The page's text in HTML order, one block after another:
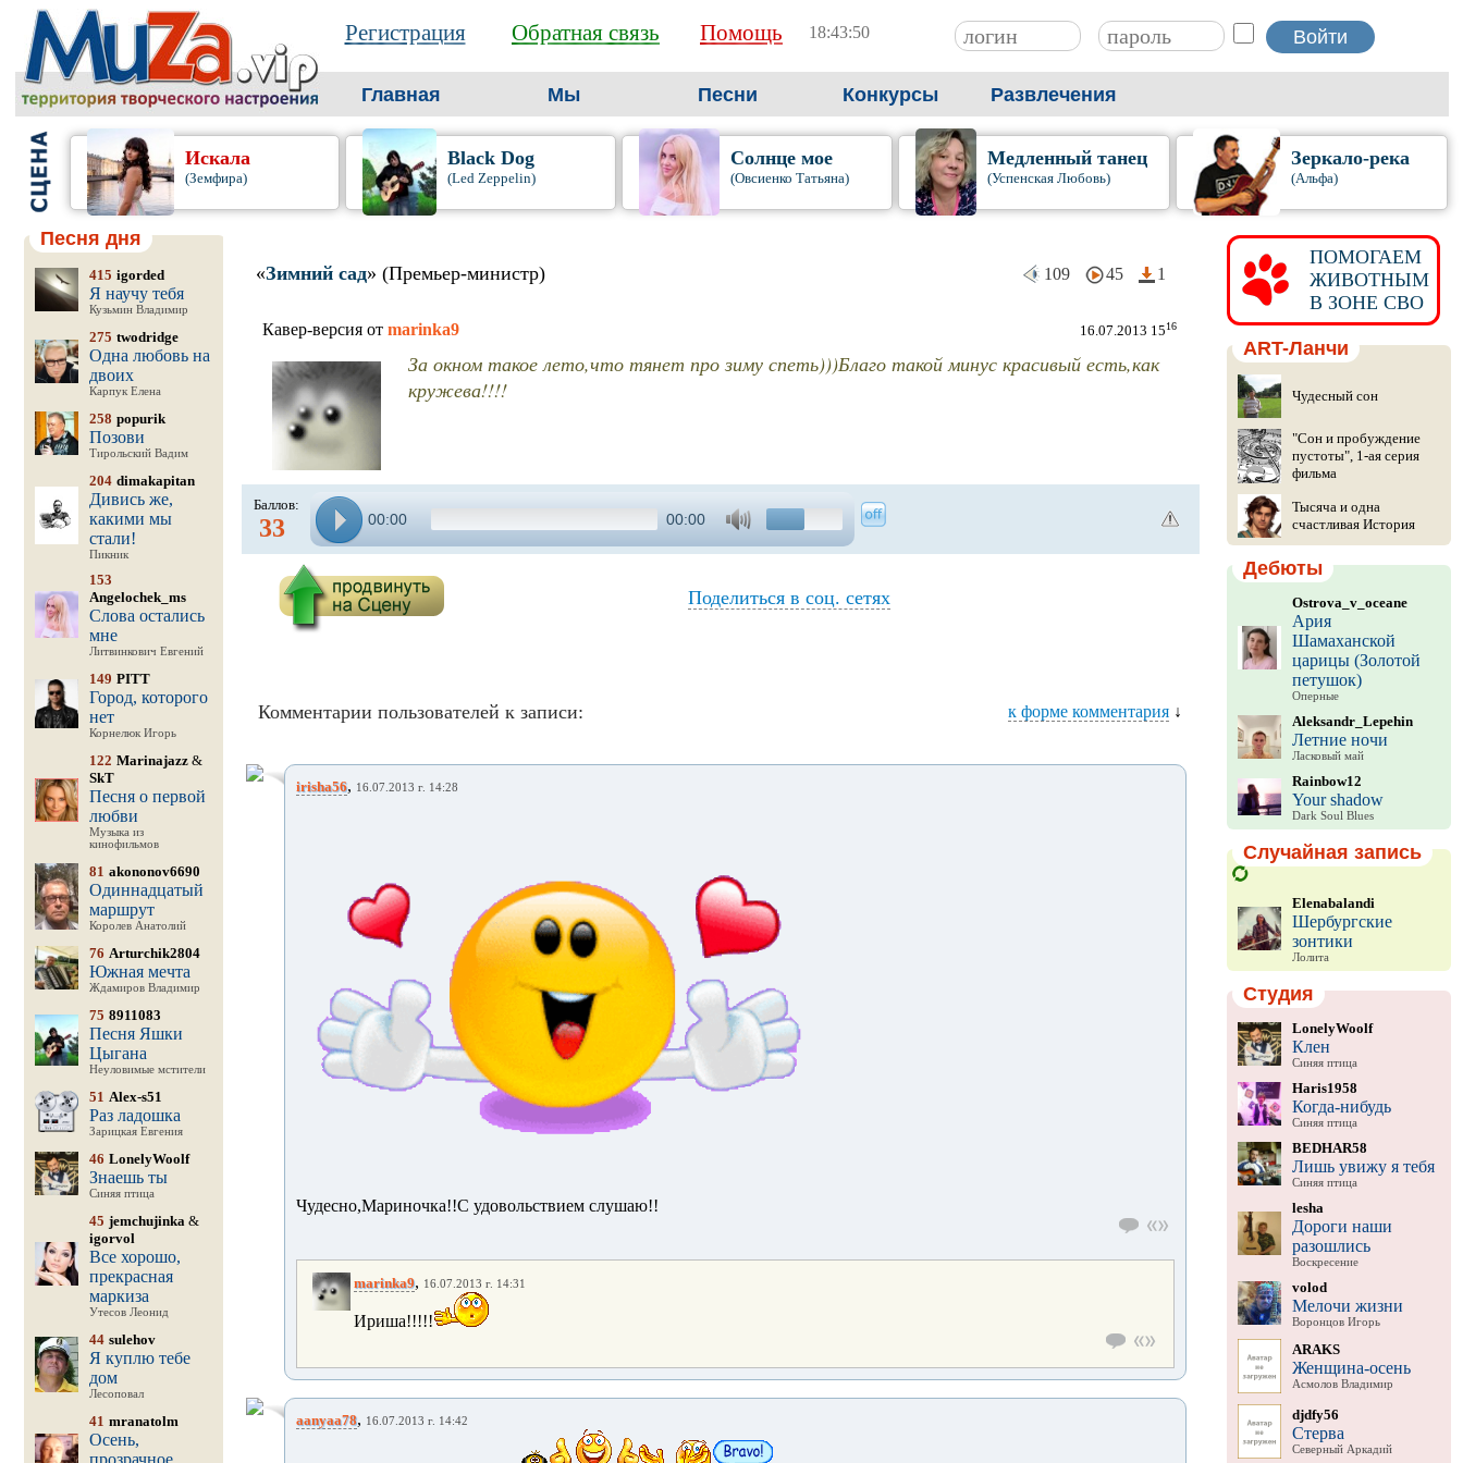
Регистрация Обратная связь Помощь 18:43:52
Главная Мы Песни Конкурсы Развлечения
Искала
(Земфира)
Black Dog
(Led Zeppelin)
Солнце мое
(Овсиенко Татьяна)
Медленный танец
(Успенская Любовь)
Зеркало-река
(Альфа)
Песня дня
415 igorded
Я научу тебя
Кузьмин Владимир
275 twodridge
Одна любовь на
двоих
Карпук Елена
258 popurik
Позови
Тирольский Вадим
204 dimakapitan
Дивись же,
какими мы
стали!
Пикник
153
Angelochek_ms
Слова остались
мне
Литвинкович Евгений
149 PITT
Город, которого
нет
Корнелюк Игорь
122 Marinajazz&
SkT
Песня о первой
любви
Музыка из
кинофильмов
81 akononov6690
Одиннадцатый
маршрут
Королев Анатолий
76 Arturchik2804
Южная мечта
Ждамиров Владимир
75 8911083
Песня Яшки
Цыгана
Неуловимые мстители
51 Alex-s51
Раз ладошка
Зарицкая Евгения
46 LonelyWoolf
Знаешь ты
Синяя птица
45 jemchujinka&
igorvol
Все хорошо,
прекрасная
маркиза
Утесов Леонид
44 sulehov
Я куплю тебе
дом
Лесоповал
41 mranatolm
Осень,
прозрачное
«Зимний сад» (Премьер-министр) 109 45 1
Кавер-версия от marinka9 16.07.2013 1516
За окном такое лето,что тянет про зиму спеть)))Благо такой минус красивый есть,как
кружева!!!!
Баллов:
33 00:00 00:00
Поделиться в соц. сетях
Комментарии пользователей к записи: к форме комментария ↓
irisha56, 16.07.2013 г. 14:28
Чудесно,Мариночка!!С удовольствием слушаю!!
marinka9, 16.07.2013 г. 14:31
Ириша!!!!!
aanyaa78, 16.07.2013 г. 14:42
ПОМОГАЕМ
ЖИВОТНЫМ
В ЗОНЕ СВО
ART-Ланчи
Чудесный сон
"Сон и пробуждение
пустоты", 1-ая серия
фильма
Тысяча и одна
счастливая История
Дебюты
Ostrova_v_oceane
Ария
Шамаханской
царицы (Золотой
петушок)
Оперные
Aleksandr_Lepehin
Летние ночи
Ласковый май
Rainbow12
Your shadow
Dark Soul Blues
Случайная запись
Elenabalandi
Шербургские
зонтики
Лолита
Студия
LonelyWoolf
Клен
Синяя птица
Haris1958
Когда-нибудь
Синяя птица
BEDHAR58
Лишь увижу я тебя
Синяя птица
lesha
Дороги наши
разошлись
Воскресение
volod
Мелочи жизни
Воронцов Игорь
ARAKS
Женщина-осень
Асмолов Владимир
djdfy56
Стерва
Северный Аркадий